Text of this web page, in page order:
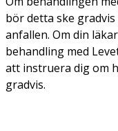
bör detta ske
anfallen. Om din
behandling med
att instruera dig om
gradvis.